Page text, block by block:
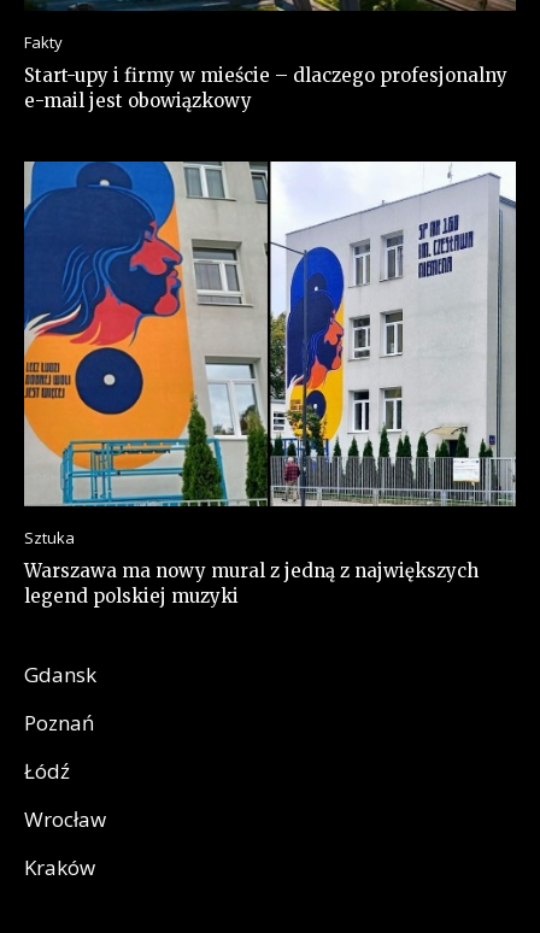
Fakty
Start-upy i firmy w mieście – dlaczego profesjonalny
e-mail jest obowiązkowy
Sztuka
Warszawa ma nowy mural z jedną z największych
legend polskiej muzyki
Gdansk
Poznań
Łódź
Wrocław
Kraków